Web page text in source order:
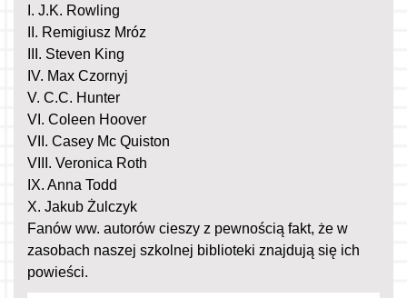
I. J.K. Rowling
II. Remigiusz Mróz
III. Steven King
IV. Max Czornyj
V. C.C. Hunter
VI. Coleen Hoover
VII. Casey Mc Quiston
VIII. Veronica Roth
IX. Anna Todd
X. Jakub Żulczyk
Fanów ww. autorów cieszy z pewnością fakt, że w
zasobach naszej szkolnej biblioteki znajdują się ich
powieści.